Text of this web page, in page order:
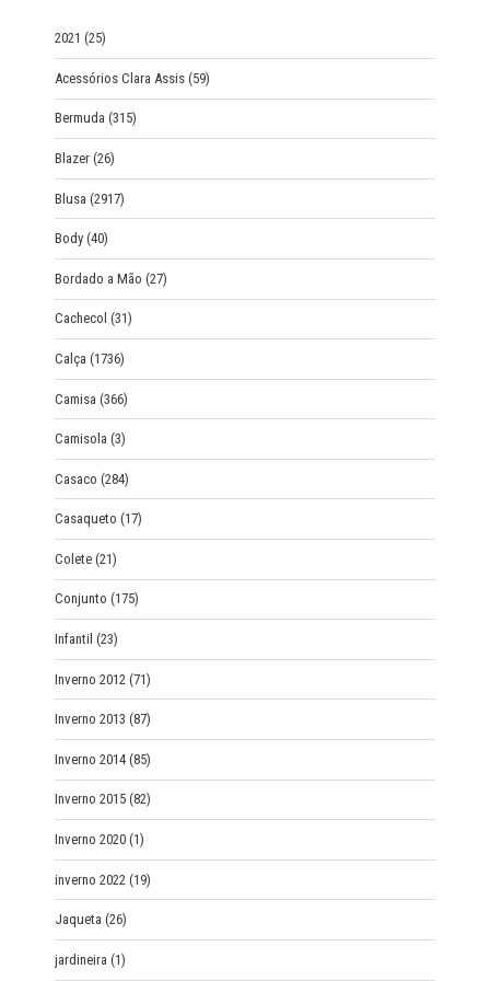
r
:
2021 (25)
Acessórios Clara Assis (59)
Bermuda (315)
Blazer (26)
Blusa (2917)
Body (40)
Bordado a Mão (27)
Cachecol (31)
Calça (1736)
Camisa (366)
Camisola (3)
Casaco (284)
Casaqueto (17)
Colete (21)
Conjunto (175)
Infantil (23)
Inverno 2012 (71)
Inverno 2013 (87)
Inverno 2014 (85)
Inverno 2015 (82)
Inverno 2020 (1)
inverno 2022 (19)
Jaqueta (26)
jardineira (1)